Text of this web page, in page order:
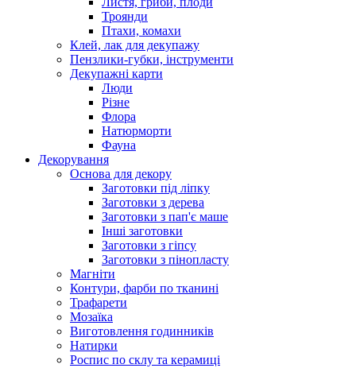
Троянди
Птахи, комахи
Клей, лак для декупажу
Пензлики-губки, інструменти
Декупажні карти
Люди
Різне
Флора
Натюрморти
Фауна
Декорування
Основа для декору
Заготовки під ліпку
Заготовки з дерева
Заготовки з пап'є маше
Інші заготовки
Заготовки з гіпсу
Заготовки з пінопласту
Магніти
Контури, фарби по тканині
Трафарети
Мозаїка
Виготовлення годинників
Натирки
Роспис по склу та керамиці